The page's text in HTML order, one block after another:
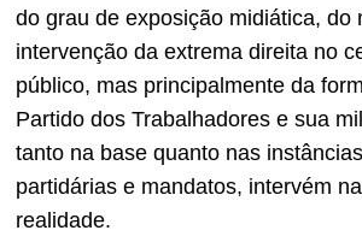
do grau de exposição midiática, do
intervenção da extrema direita no
público, mas principalmente da
Partido dos Trabalhadores e sua
tanto na base quanto nas instâncias
partidárias e mandatos, intervém na
realidade.